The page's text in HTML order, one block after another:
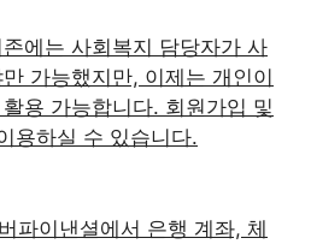
에는 사회복지 담당자가 사
가능했지만, 이제는 개인이
용 가능합니다. 회원가입 및
용하실 수 있습니다.
파이낸셜에서 은행 계좌, 체